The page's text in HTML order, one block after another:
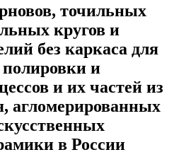
точильных
кругов и
без каркаса для
полировки и
и их частей из
агломерированных
в России